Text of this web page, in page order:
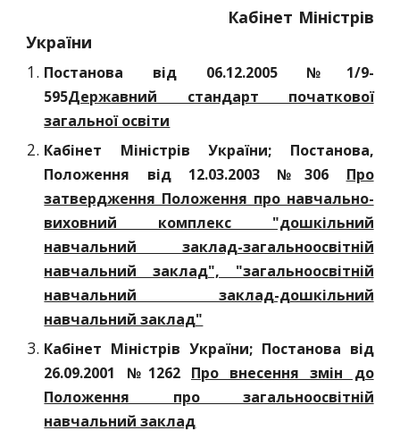
Кабінет Міністрів
України
Постанова від 06.12.2005 №1/9-
595Державний стандарт початкової
загальної освіти
Кабінет Міністрів України; Постанова,
Положення від 12.03.2003 №306 Про
затвердження Положення про навчально-
виховний комплекс "дошкільний
навчальний заклад-загальноосвітній
навчальний заклад", "загальноосвітній
навчальний заклад-дошкільний
навчальний заклад"
Кабінет Міністрів України; Постанова від
26.09.2001 №1262 Про внесення змін до
Положення про загальноосвітній
навчальний заклад